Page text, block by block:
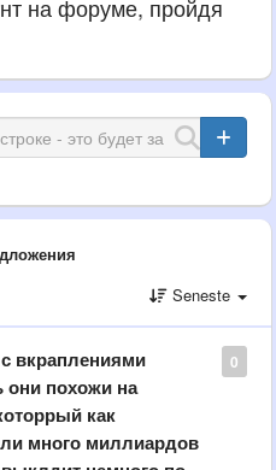
на форуме, пройдя
Seneste
0
вкраплениями
они похожи на
как
много миллиардов